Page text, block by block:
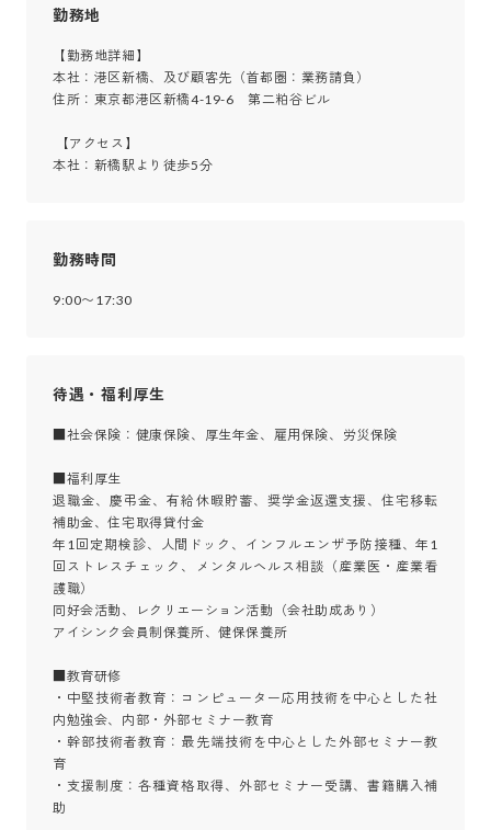
勤務地
【勤務地詳細】
本社：港区新橋、及び顧客先（首都圏：業務請負）
住所：東京都港区新橋4-19-6　第二粕谷ビル
本社：新橋駅より徒歩5分
勤務時間
9:00〜17:30
待遇・福利厚生
■社会保険：健康保険、厚生年金、雇用保険、労災保険
■福利厚生
退職金、慶弔金、有給休暇貯蓄、奨学金返還支援、住宅移転
補助金、住宅取得貸付金
年1回定期検診、人間ドック、インフルエンザ予防接種、年1
回ストレスチェック、メンタルヘルス相談（産業医・産業看
護職）
同好会活動、レクリエーション活動（会社助成あり）
アイシンク会員制保養所、健保保養所
■教育研修
・中堅技術者教育：コンピューター応用技術を中心とした社
内勉強会、内部・外部セミナー教育
・幹部技術者教育：最先端技術を中心とした外部セミナー教
育
・支援制度：各種資格取得、外部セミナー受講、書籍購入補
助